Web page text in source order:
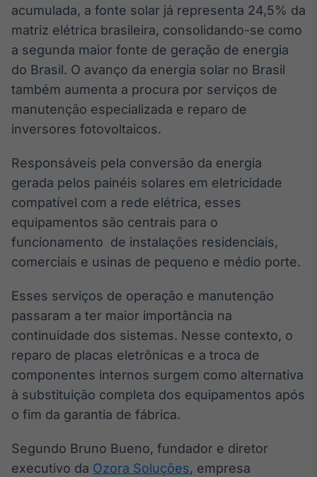
Widgets
Componentes
para conteúdos e
funcionalidades
Broadcast
Wallboard
displays e telas
Broadcast
Curadoria
Curadoria de
conteúdos
noticiosos
Soluções de
Tecnologia
Broadcast
Radar
Monitoramento
inteligente de
notícias e
Broadcast
A melhor
plataforma para
acumulada, a fonte solar já representa 24,5% da
matriz elétrica brasileira, consolidando-se como
a segunda maior fonte de geração de energia
do Brasil. O avanço da energia solar no Brasil
também aumenta a procura por serviços de
manutenção especializada e reparo de
inversores fotovoltaicos.
Responsáveis pela conversão da energia
gerada pelos painéis solares em eletricidade
compatível com a rede elétrica, esses
equipamentos são centrais para o
funcionamento de instalações residenciais,
comerciais e usinas de pequeno e médio porte.
Esses serviços de operação e manutenção
passaram a ter maior importância na
continuidade dos sistemas. Nesse contexto, o
reparo de placas eletrônicas e a troca de
componentes internos surgem como alternativa
à substituição completa dos equipamentos após
o fim da garantia de fábrica.
Segundo Bruno Bueno, fundador e diretor
executivo da Ozora Soluções, empresa